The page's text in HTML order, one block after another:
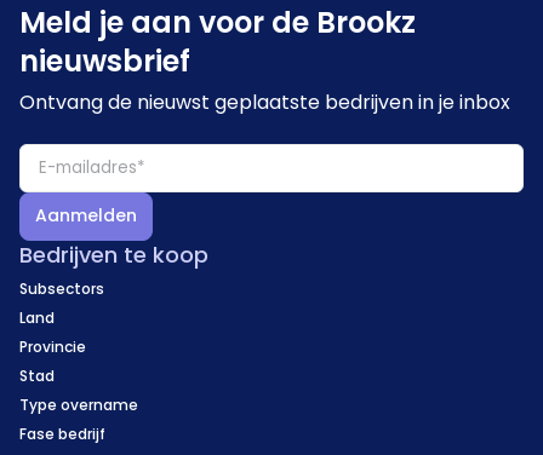
Meld je aan voor de Brookz
nieuwsbrief
Ontvang de nieuwst geplaatste bedrijven in je inbox
Aanmelden
Bedrijven te koop
Subsectors
Land
Provincie
Stad
Type overname
Fase bedrijf